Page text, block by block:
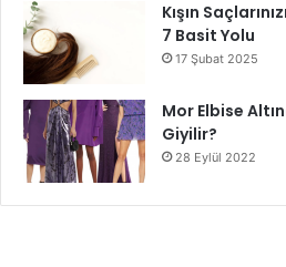
Kışın
7 Basit Yolu
17 Şubat 2025
Mor Elbise
Giyilir?
28 Eylül 2022